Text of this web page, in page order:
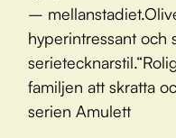
–
hyperintressant och
familjen att skratta
serien Amulett